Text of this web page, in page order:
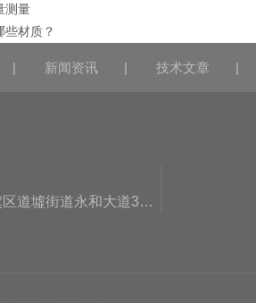
测量
些材质？
| 新闻资讯 | 技术文章 |
浙江省绍兴市上虞区道墟街道永和大道3077号